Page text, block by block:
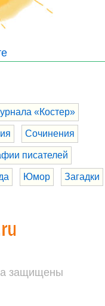
«Костер»
Сочинения
писателей
Юмор Загадки
защищены